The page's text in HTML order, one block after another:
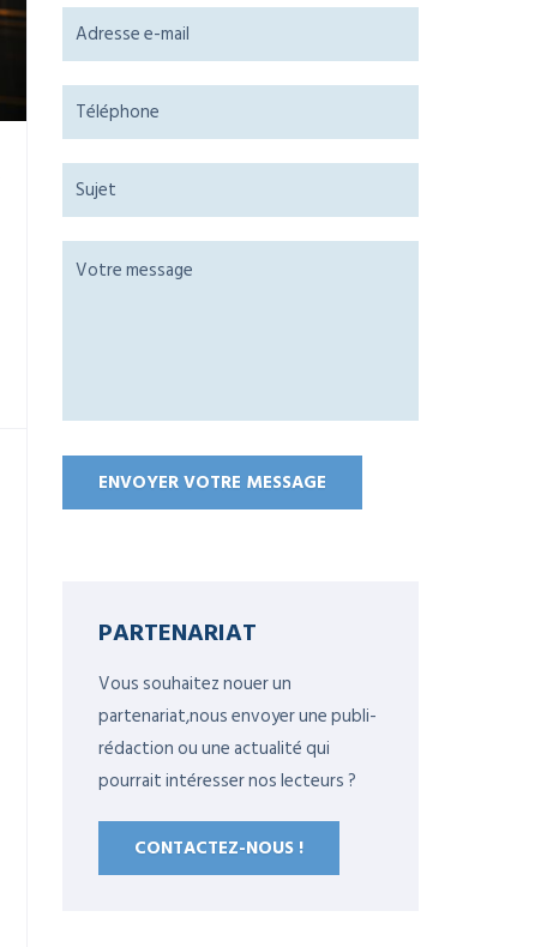
PARTENARIAT
Vous souhaitez nouer un
partenariat,nous envoyer une publi-
rédaction ou une actualité qui
pourrait intéresser nos lecteurs ?
CONTACTEZ-NOUS !